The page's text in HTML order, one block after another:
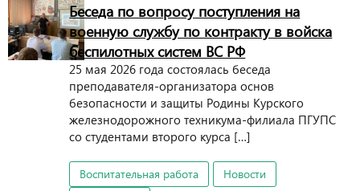
Беседа по вопросу поступления на
военную службу по контракту в войска
беспилотных систем ВС РФ
25 мая 2026 года состоялась беседа
преподавателя-организатора основ
безопасности и защиты Родины Курского
железнодорожного техникума-филиала ПГУПС
со студентами второго курса […]
Воспитательная работа
Новости